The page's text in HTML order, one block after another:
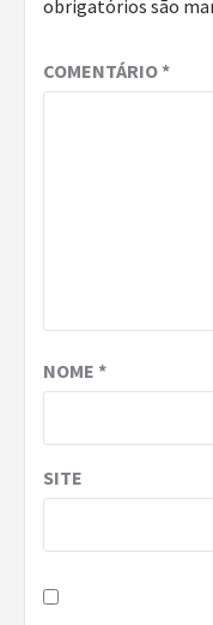
obrigatórios são
COMENTÁRIO*
NOME *
SITE